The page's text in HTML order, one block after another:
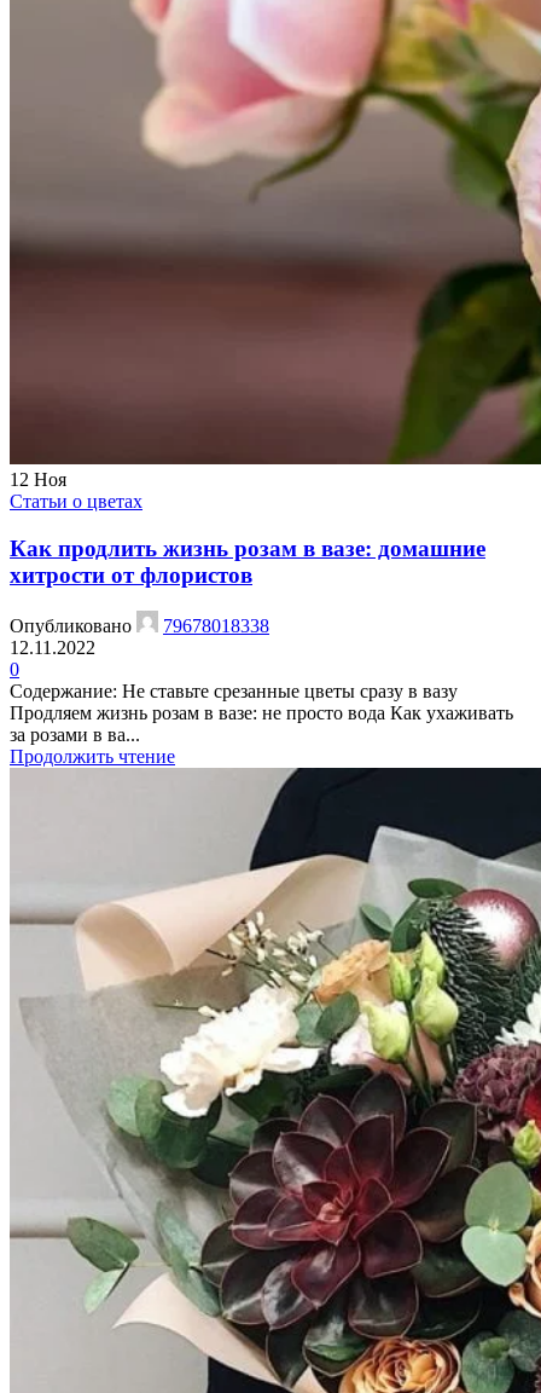
12 Ноя
Статьи о цветах
Как продлить жизнь розам в вазе: домашние
хитрости от флористов
Опубликовано
79678018338
12.11.2022
0
Содержание: Не ставьте срезанные цветы сразу в вазу
Продляем жизнь розам в вазе: не просто вода Как ухаживать
за розами в ва...
Продолжить чтение